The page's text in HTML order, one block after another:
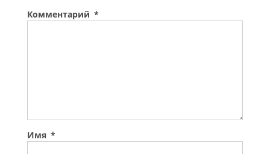
Комментарий *
Имя *